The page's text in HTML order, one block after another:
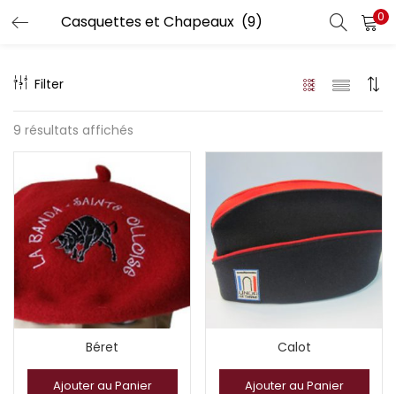
0
Filter
9 résultats affichés
Béret
Ajouter au Panier
Calot
Ajouter au Panier